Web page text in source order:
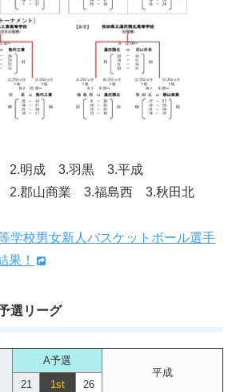
2.明成 3.羽黒 3.平成
2.郡山商業 3.福島西 3.秋田北
学校男女新人バスケットボール選手
！
選リーグ
A予選
平成
21
1st 26